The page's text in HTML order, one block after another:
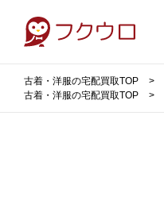
古着・洋服の宅配買取TOP
古着・洋服の宅配買取TOP